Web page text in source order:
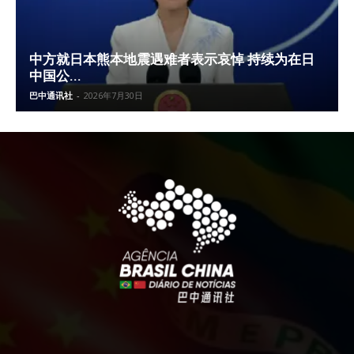
中方就日本熊本地震遇难者表示哀悼 持续为在日
中国公...
巴中通讯社 - 2026年7月30日